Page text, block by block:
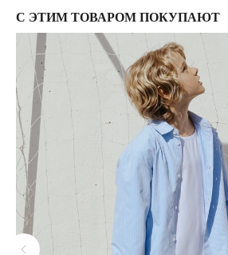
С ЭТИМ ТОВАРОМ ПОКУПАЮТ
Доставка
Условия оплаты и возврата
Рассрочка
Уход за изделиями
Каталог
О бренде
Сертификаты
Акции
Оптовые закупки
ПОКУПАТЕЛЯМ МЕНЮ
КОНТАКТЫ
+7 964 420-94-43 Telegram
СОЦСЕТИ